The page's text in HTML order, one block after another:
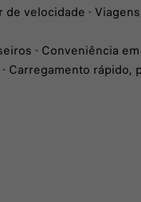
velocidade -
- Conveniência
Carregamento rápido,